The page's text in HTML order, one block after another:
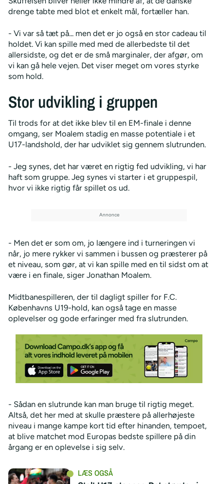
drenge tabte med blot et enkelt mål, fortæller han.
- Vi var så tæt på... men det er jo også en stor cadeau til
holdet. Vi kan spille med med de allerbedste til det
allersidste, og det er de små marginaler, der afgør, om
vi kan gå hele vejen. Det viser meget om vores styrke
som hold.
Stor udvikling i gruppen
Til trods for at det ikke blev til en EM-finale i denne
omgang, ser Moalem stadig en masse potentiale i et
U17-landshold, der har udviklet sig gennem slutrunden.
- Jeg synes, det har været en rigtig fed udvikling, vi har
haft som gruppe. Jeg synes vi starter i et gruppespil,
hvor vi ikke rigtig får spillet os ud.
- Men det er som om, jo længere ind i turneringen vi
når, jo mere rykker vi sammen i bussen og præsterer på
et niveau, som gør, at vi kan spille med en til sidst om at
være i en finale, siger Jonathan Moalem.
Midtbanespilleren, der til dagligt spiller for F.C.
Københavns U19-hold, kan også tage en masse
oplevelser og gode erfaringer med fra slutrunden.
- Sådan en slutrunde kan man bruge til rigtig meget.
Altså, det her med at skulle præstere på allerhøjeste
niveau i mange kampe kort tid efter hinanden, tempoet,
at blive matchet mod Europas bedste spillere på din
årgang er en oplevelse i sig selv.